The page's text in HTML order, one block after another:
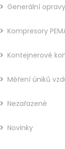
Generální
Kompresory
Kontejnerové
Měření úniků
Nezařazené
Novinky